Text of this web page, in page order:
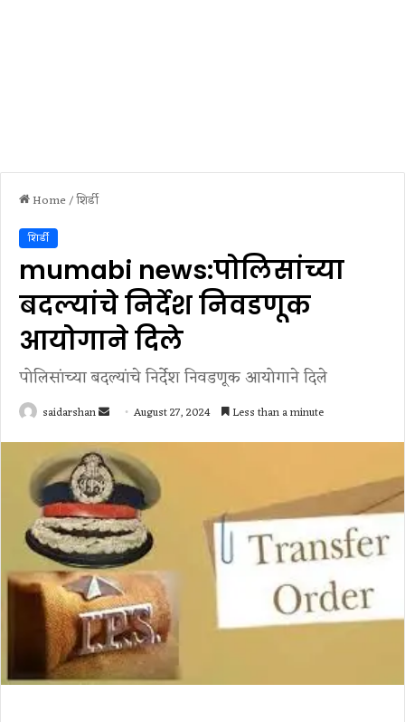
Home/शिर्डी
शिर्डी
mumabi news:पोलिसांच्या
बदल्यांचे निर्देश निवडणूक
आयोगाने दिले
पोलिसांच्या बदल्यांचे निर्देश निवडणूक आयोगाने दिले
saidarshan
Send
email
August 27, 2024 Less than a minute